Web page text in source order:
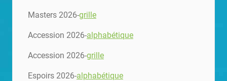
Masters 2026-grille
Accession 2026-alphabétique
Accession 2026-grille
Espoirs 2026-alphabétique